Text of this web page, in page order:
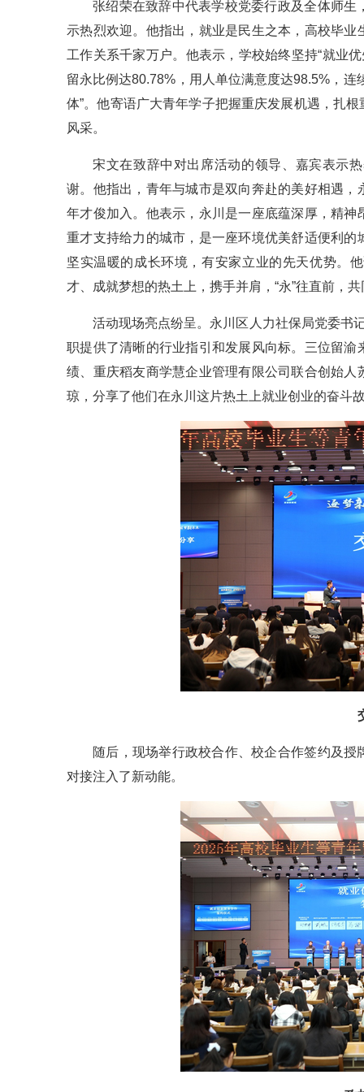
张绍荣在致辞中代表学校党委行政及全体师
示热烈欢迎。他指出，就业是民生之本，高校毕
工作关系千家万户。他表示，学校始终坚持“就业
留永比例达80.78%，用人单位满意度达98.5%，
体”。他寄语广大青年学子把握重庆发展机遇，扎
风采。
宋文在致辞中对出席活动的领导、嘉宾表示
谢。他指出，青年与城市是双向奔赴的美好相遇
年才俊加入。他表示，永川是一座底蕴深厚，精
重才支持给力的城市，是一座环境优美舒适便利
坚实温暖的成长环境，有安家立业的先天优势。
才、成就梦想的热土上，携手并肩，“永”往直前，
活动现场亮点纷呈。永川区人力社保局党委书
职提供了清晰的行业指引和发展风向标。三位留
绩、重庆稻友商学慧企业管理有限公司联合创始
琼，分享了他们在永川这片热土上就业创业的奋斗
随后，现场举行政校合作、校企合作签约及
对接注入了新动能。